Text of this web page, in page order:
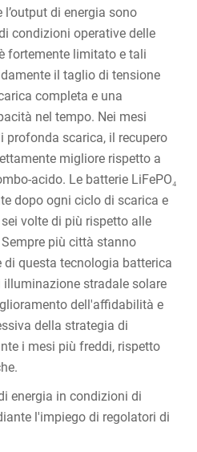
di energia sono
condizioni operative delle
fortemente limitato e tali
il taglio di tensione
completa e una
nel tempo. Nei mesi
profonda scarica, il recupero
migliore rispetto a
acido. Le batterie LiFePO₄
dopo ogni ciclo di scarica e
volte di più rispetto alle
più città stanno
di questa tecnologia batterica
stradale solare
dell'affidabilità e
della strategia di
i mesi più freddi, rispetto
energia in condizioni di
l'impiego di regolatori di